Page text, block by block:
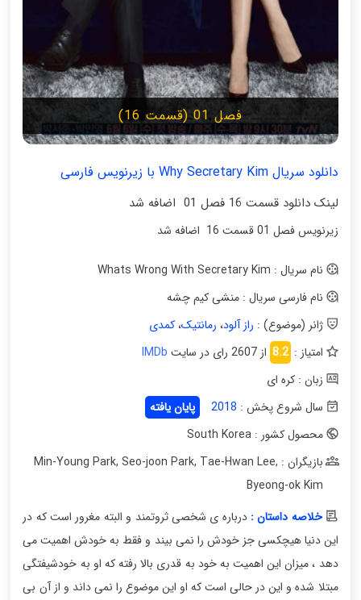
فصل 01 (قسمت 16)
دانلود سریال Why Secretary Kim با زیرنویس فارسی
لینک دانلود قسمت 16 فصل 01 اضافه شد
زیرنویس فصل 01 قسمت 16 اضافه شد
نام سریال : Whats Wrong With Secretary Kim
نام فارسی سریال : منشی کیم چشه
ژانر (موضوع) : راز آلود، رمانتیک،کمدی
امتیاز : 8.2 از 2607 رای در سایت
IMDb
زبان : کره ای
سال شروع پخش : 2018
پایان یافته
محصول کشور : South Korea
بازیگران : Min-Young Park
, Seo-joon Park, Tae-Hwan Lee,
Byeong-ok Kim
خلاصه داستان :درباره ی شخصی ثروتمند و البته مغرور است که در
این دنیا هیچکسی جز خودش را نمی بیند و فقط به خودش اهمیت می
دهد ، میزان این اهمیت به خود به قدری بالا رفته که او به خودشیفتگی
مبتلا شده و این در حالی است که او این موضوع را نمی داند و از آن بی